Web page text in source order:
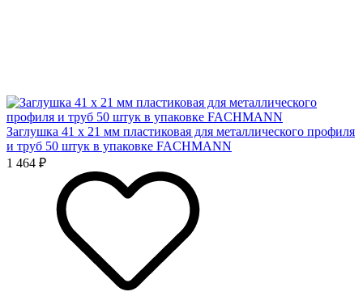
Заглушка 41 x 21 мм пластиковая для металлического профиля
и труб 50 штук в упаковке FACHMANN
1 464 ₽